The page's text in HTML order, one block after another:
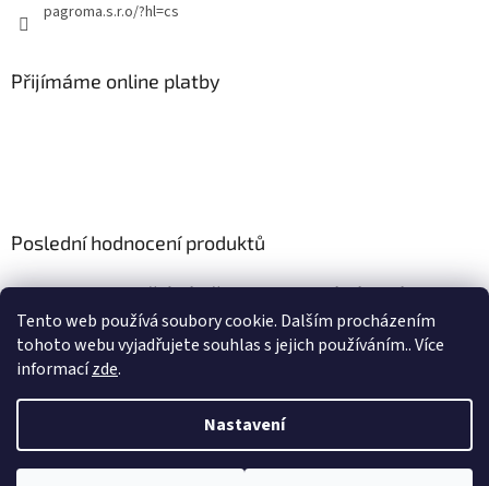
Tento web používá soubory cookie. Dalším procházením
tohoto webu vyjadřujete souhlas s jejich používáním.. Více
informacízde.
Nastavení
pagroma.s.r.o/?hl=cs
Přijímáme online platby
Poslední hodnocení produktů
Retenční nádrž nesamonosná válcová 9m3
Hodnocení produktu je 5 z 5 hvězdiček.
|
Vytvořil Shoptet